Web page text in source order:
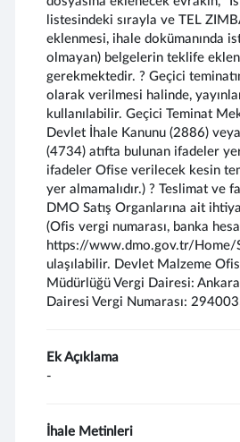
listesindeki sırayla ve TEL
eklenmesi, ihale dokümanında
olmayan) belgelerin teklife
gerekmektedir. ? Geçici
olarak verilmesi halinde,
kullanılabilir. Geçici Teminat
Devlet İhale Kanunu (2886)
(4734) atıfta bulunan ifadeler
ifadeler Ofise verilecek kesin
yer almamalıdır.) ? Teslimat ve
DMO Satış Organlarına ait
(Ofis vergi numarası, banka
https://www.dmo.gov.tr/Home/
ulaşılabilir. Devlet Malzeme
Müdürlüğü Vergi Dairesi:
Dairesi Vergi Numarası:
Ek Açıklama
-
İhale Metinleri